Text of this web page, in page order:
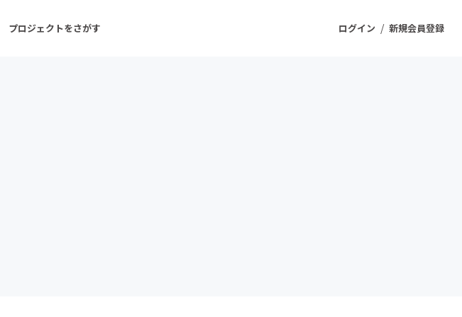
ログイン / 新規会員登録
プロジェクトをさがす